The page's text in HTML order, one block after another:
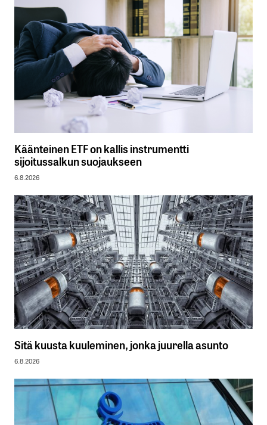
Käänteinen ETF on kallis instrumentti
sijoitussalkun suojaukseen
6.8.2026
Sitä kuusta kuuleminen, jonka juurella asunto
6.8.2026